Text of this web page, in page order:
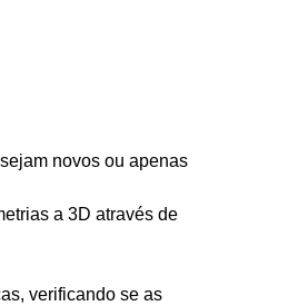
novos ou apenas
a 3D através de
verificando se as